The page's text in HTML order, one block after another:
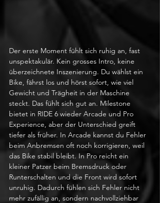
Der erste Moment fühlt sich ruhig an, fast
unspektakulär. Kein grosses Intro, keine
überzeichnete Inszenierung. Du wählst ein
Bike, fährst los und hörst sofort, wie viel
Gewicht und Trägheit in der Maschine
steckt. Das fühlt sich gut an. Milestone
bietet in RIDE 6 wieder Arcade und Pro
Experience, aber der Unterschied greift
tiefer als früher. In Arcade kannst du Fehler
beim Anbremsen oft noch korrigieren, weil
das Bike stabil bleibt. In Pro reicht ein
kleiner Patzer beim Bremsdruck oder
Runterschalten und die Front wird sofort
unruhig. Dadurch fühlen sich Fehler nicht
mehr zufällig an, sondern nachvollziehbar